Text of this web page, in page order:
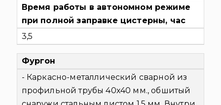
Время работы в автономном режиме
при полной заправке цистерны, час
3,5
Фургон
- Каркасно-металлический сварной из
профильной трубы 40х40 мм., обшитый